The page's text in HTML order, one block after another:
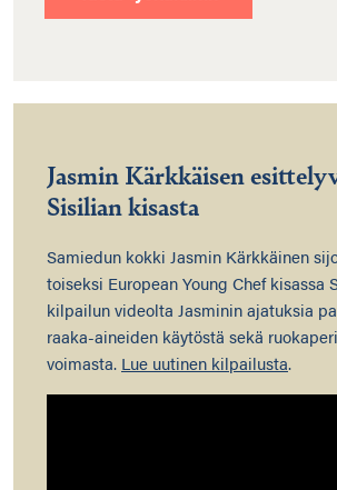
Jasmin Kärkkäisen
Sisilian kisasta
Samiedun kokki Jasmin Kärkkäinen
toiseksi European Young Chef kisassa
kilpailun videolta Jasminin ajatuksia
raaka-aineiden käytöstä sekä
voimasta. Lue uutinen kilpailusta.